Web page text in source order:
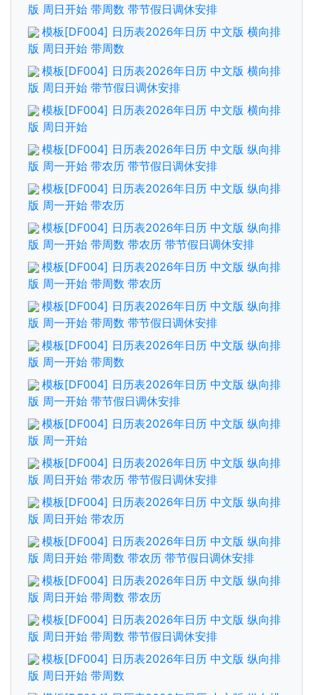
版 周日开始 带周数 带节假日调休安排
模板[DF004] 日历表2026年日历 中文版 横向排
版 周日开始 带周数
模板[DF004] 日历表2026年日历 中文版 横向排
版 周日开始 带节假日调休安排
模板[DF004] 日历表2026年日历 中文版 横向排
版 周日开始
模板[DF004] 日历表2026年日历 中文版 纵向排
版 周一开始 带农历 带节假日调休安排
模板[DF004] 日历表2026年日历 中文版 纵向排
版 周一开始 带农历
模板[DF004] 日历表2026年日历 中文版 纵向排
版 周一开始 带周数 带农历 带节假日调休安排
模板[DF004] 日历表2026年日历 中文版 纵向排
版 周一开始 带周数 带农历
模板[DF004] 日历表2026年日历 中文版 纵向排
版 周一开始 带周数 带节假日调休安排
模板[DF004] 日历表2026年日历 中文版 纵向排
版 周一开始 带周数
模板[DF004] 日历表2026年日历 中文版 纵向排
版 周一开始 带节假日调休安排
模板[DF004] 日历表2026年日历 中文版 纵向排
版 周一开始
模板[DF004] 日历表2026年日历 中文版 纵向排
版 周日开始 带农历 带节假日调休安排
模板[DF004] 日历表2026年日历 中文版 纵向排
版 周日开始 带农历
模板[DF004] 日历表2026年日历 中文版 纵向排
版 周日开始 带周数 带农历 带节假日调休安排
模板[DF004] 日历表2026年日历 中文版 纵向排
版 周日开始 带周数 带农历
模板[DF004] 日历表2026年日历 中文版 纵向排
版 周日开始 带周数 带节假日调休安排
模板[DF004] 日历表2026年日历 中文版 纵向排
版 周日开始 带周数